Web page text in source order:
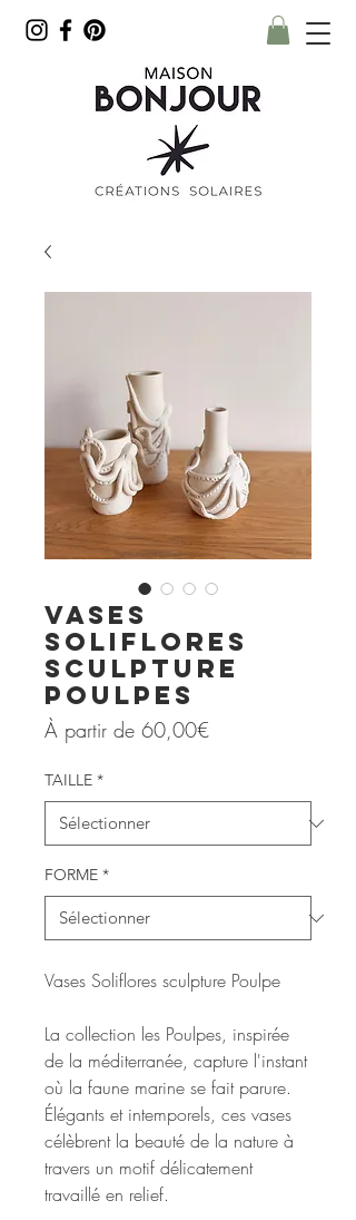
Vases
Soliflores
Sculpture
Poulpes
À partir de 60,00€Prix
TAILLE *
FORME *
Vases Soliflores sculpture Poulpe
La collection les Poulpes, inspirée
de la méditerranée, capture l'instant
où la faune marine se fait parure.
Élégants et intemporels, ces vases
célèbrent la beauté de la nature à
travers un motif délicatement
travaillé en relief.